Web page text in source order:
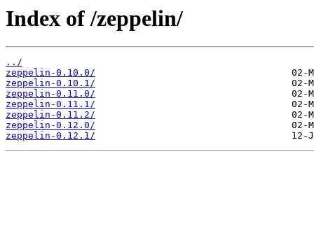
Index of /zeppelin/
../
zeppelin-0.10.0/
zeppelin-0.10.1/
zeppelin-0.11.0/
zeppelin-0.11.1/
zeppelin-0.11.2/
zeppelin-0.12.0/
zeppelin-0.12.1/